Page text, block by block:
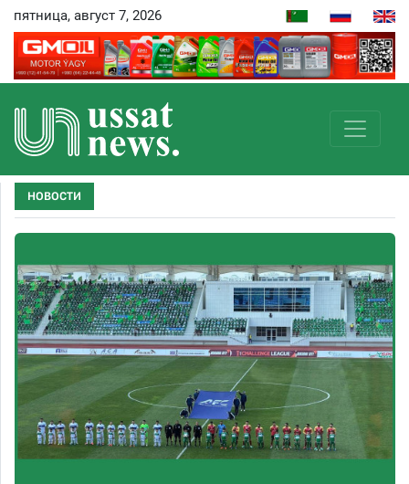
пятница, август 7, 2026
НОВОСТИ